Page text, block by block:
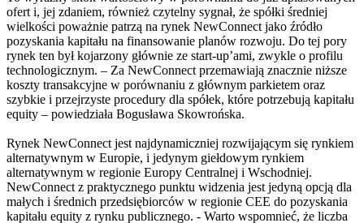
ofert i, jej zdaniem, również czytelny sygnał, że spółki średniej
wielkości poważnie patrzą na rynek NewConnect jako źródło
pozyskania kapitału na finansowanie planów rozwoju. Do tej pory
rynek ten był kojarzony głównie ze start-up’ami, zwykle o profilu
technologicznym. – Za NewConnect przemawiają znacznie niższe
koszty transakcyjne w porównaniu z głównym parkietem oraz
szybkie i przejrzyste procedury dla spółek, które potrzebują kapitału
equity – powiedziała Bogusława Skowrońska.
Rynek NewConnect jest najdynamiczniej rozwijającym się rynkiem
alternatywnym w Europie, i jedynym giełdowym rynkiem
alternatywnym w regionie Europy Centralnej i Wschodniej.
NewConnect z praktycznego punktu widzenia jest jedyną opcją dla
małych i średnich przedsiębiorców w regionie CEE do pozyskania
kapitału equity z rynku publicznego. - Warto wspomnieć, że liczba